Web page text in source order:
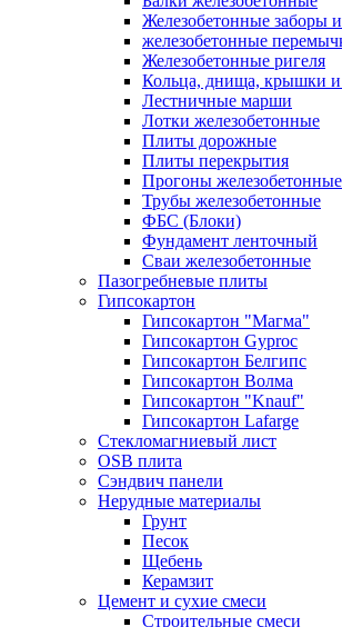
Железобетонные заборы
железобетонные
Железобетонные ригеля
Кольца, днища, крышки
Лестничные марши
Лотки железобетонные
Плиты дорожные
Плиты перекрытия
Прогоны железобетонные
Трубы железобетонные
ФБС (Блоки)
Фундамент ленточный
Сваи железобетонные
Пазогребневые плиты
Гипсокартон
Гипсокартон "Магма"
Гипсокартон Gyproc
Гипсокартон Белгипс
Гипсокартон Волма
Гипсокартон "Knauf"
Гипсокартон Lafarge
Стекломагниевый лист
OSB плита
Сэндвич панели
Нерудные материалы
Грунт
Песок
Щебень
Керамзит
Цемент и сухие смеси
Строительные смеси